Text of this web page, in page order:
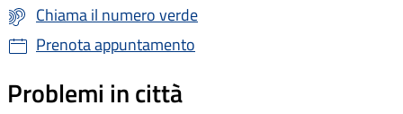
Chiama il numero verde
Prenota appuntamento
Problemi in città